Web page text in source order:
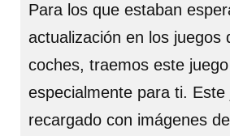
Para los que estaban
actualización en los juegos
coches, traemos este juego
especialmente para ti. Este
recargado con imágenes